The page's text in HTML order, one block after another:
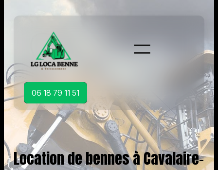
06 18 79 11 51
Location de bennes à Cavalaire-